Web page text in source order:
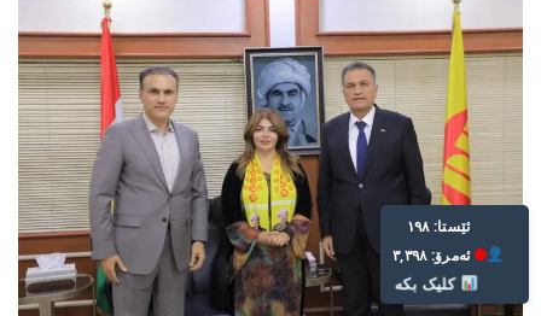
Live: 198
Today: 3,398
Click Here